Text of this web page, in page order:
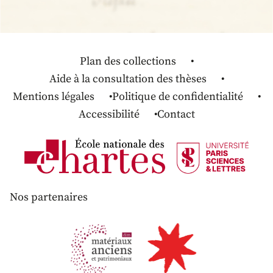
Plan des collections
Aide à la consultation des thèses
Mentions légales
Politique de confidentialité
Accessibilité
Contact
Nos partenaires